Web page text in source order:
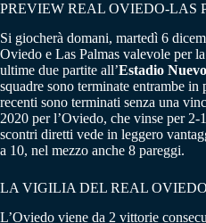
PREVIEW REAL OVIEDO-LAS
Si giocherà domani, martedì 6
Oviedo e Las Palmas valevole per la
ultime due partite all’Estadio
squadre sono terminate entrambe
recenti sono terminati senza una
2020 per l’Oviedo, che vinse per
scontri diretti vede in leggero
a 10, nel mezzo anche 8 pareggi.
LA VIGILIA DEL REAL OVIEDO
L’Oviedo viene da 2 vittorie